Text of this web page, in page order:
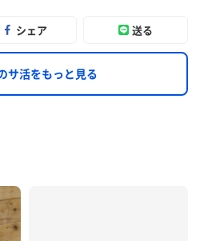
シェア 送る
サ活をもっと見る